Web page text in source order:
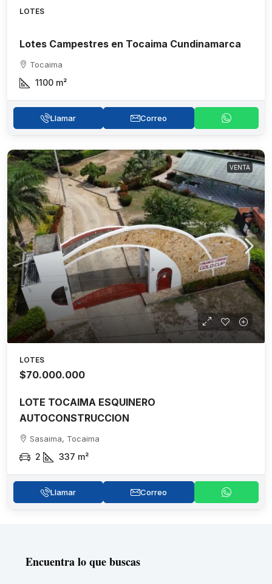
LOTES
Lotes Campestres en Tocaima Cundinamarca
Tocaima
1100 m²
Llamar Correo
VENTA
LOTES
$70.000.000
LOTE TOCAIMA ESQUINERO
AUTOCONSTRUCCION
Sasaima, Tocaima
2 337 m²
Llamar Correo
Encuentra lo que buscas